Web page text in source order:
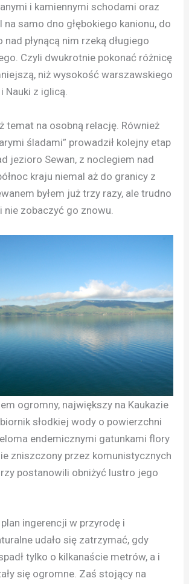
i kamiennymi schodami oraz
na samo dno głębokiego kanionu, do
płynącą nim rzeką długiego
Czyli dwukrotnie pokonać różnicę
niż wysokość warszawskiego
Nauki z iglicą.
temat na osobną relację. Również
śladami” prowadził kolejny etap
jezioro Sewan, z noclegiem nad
kraju niemal aż do granicy z
byłem już trzy razy, ale trudno
nie zobaczyć go znowu.
ogromny, największy na Kaukazie
słodkiej wody o powierzchni
endemicznymi gatunkami flory
zniszczony przez komunistycznych
postanowili obniżyć lustro jego
ingerencji w przyrodę i
udało się zatrzymać, gdy
tylko o kilkanaście metrów, a i
się ogromne. Zaś stojący na